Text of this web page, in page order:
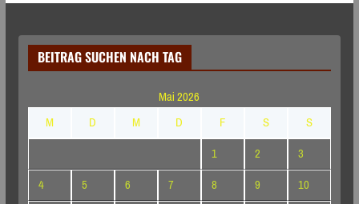
BEITRAG SUCHEN NACH TAG
Mai 2026
M
D M D F S
S
1
2
3
4
5 6 7 8 9
10